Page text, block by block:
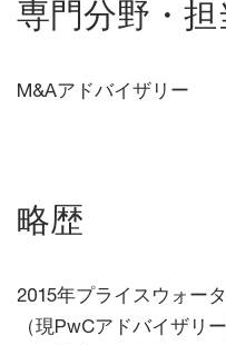
専門分野・担
M&Aアドバイザリー
略歴
2015年プライスウォー
（現PwCアドバイザリ